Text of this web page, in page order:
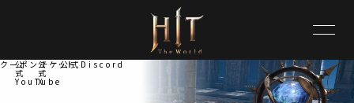
クーポンチケット
公
式
YouTube
公
式
X
公式Discord